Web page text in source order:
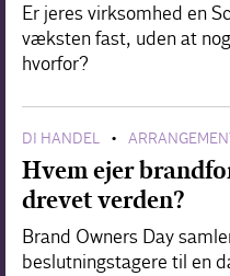
Er jeres virksomhed en
væksten fast, uden at
hvorfor?
DI HANDEL •
Hvem ejer
drevet verden?
Brand Owners Day
beslutningstagere til en